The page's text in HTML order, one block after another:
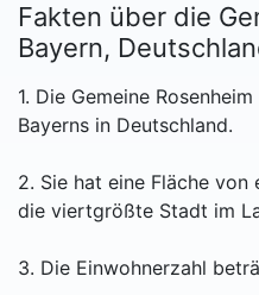
Fakten über die
Bayern,
1. Die Gemeine
Bayerns in Deutschland.
2. Sie hat eine Fläche
die viertgrößte Stadt im
3. Die Einwohnerzahl